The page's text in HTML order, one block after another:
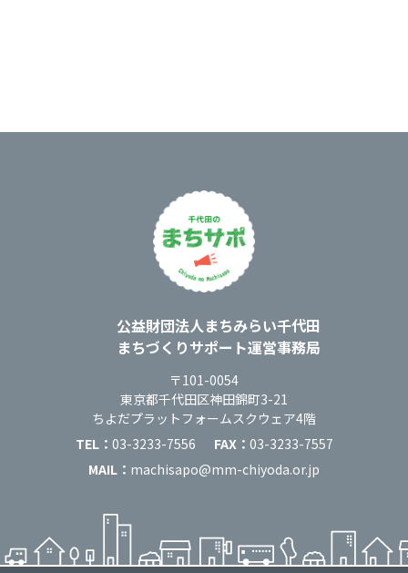
運営：
公益財団法人まちみらい千代田
まちづくりサポート運営事務局
住所：
〒101-0054
東京都千代田区神田錦町3-21
ちよだプラットフォームスクウェア4階
TEL： 03-3233-7556 FAX： 03-3233-7557
MAIL： machisapo@mm-chiyoda.or.jp